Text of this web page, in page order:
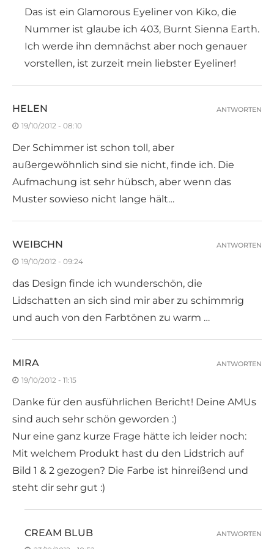
Das ist ein Glamorous Eyeliner von Kiko, die
Nummer ist glaube ich 403, Burnt Sienna Earth.
Ich werde ihn demnächst aber noch genauer
vorstellen, ist zurzeit mein liebster Eyeliner!
HELEN
19/10/2012 - 08:10
Der Schimmer ist schon toll, aber
außergewöhnlich sind sie nicht, finde ich. Die
Aufmachung ist sehr hübsch, aber wenn das
Muster sowieso nicht lange hält…
ANTWORTEN
WEIBCHN
19/10/2012 - 09:24
das Design finde ich wunderschön, die
Lidschatten an sich sind mir aber zu schimmrig
und auch von den Farbtönen zu warm …
ANTWORTEN
MIRA
19/10/2012 - 11:15
Danke für den ausführlichen Bericht! Deine AMUs
sind auch sehr schön geworden :)
Nur eine ganz kurze Frage hätte ich leider noch:
Mit welchem Produkt hast du den Lidstrich auf
Bild 1 & 2 gezogen? Die Farbe ist hinreißend und
steht dir sehr gut :)
ANTWORTEN
CREAM BLUB ANTWORTEN